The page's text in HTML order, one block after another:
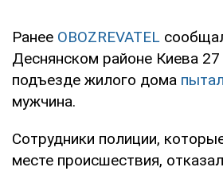
Ранее OBOZREVATEL
Деснянском районе Киева
подъезде жилого дома
мужчина.
Сотрудники полиции,
месте происшествия,